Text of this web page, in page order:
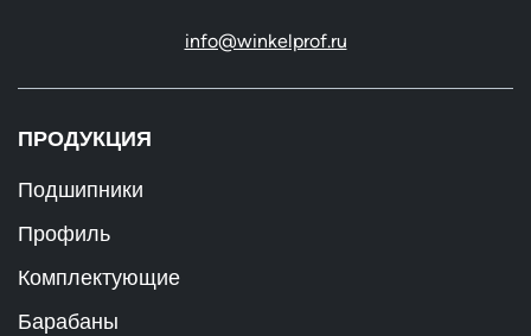
info@winkelprof.ru
ПРОДУКЦИЯ
Подшипники
Профиль
Комплектующие
Барабаны